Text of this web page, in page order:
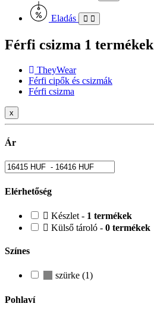
Eladás
Férfi csizma 1 termékek
TheyWear
Férfi cipők és csizmák
Férfi csizma
x
Ár
Elérhetőség
Készlet - 1 termékek
Külső tároló - 0 termékek
Színes
szürke (1)
Pohlaví